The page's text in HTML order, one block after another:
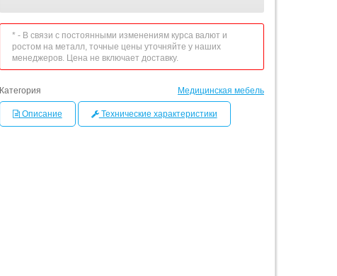
* - В связи с постоянными изменениям курса валют и
ростом на металл, точные цены уточняйте у наших
менеджеров. Цена не включает доставку.
Категория Медицинская мебель
Описание Технические характеристики